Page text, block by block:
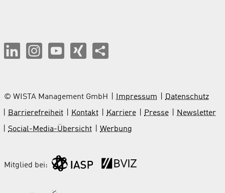
© WISTA Management GmbH Impressum
Datenschutz
Barrierefreiheit
Kontakt Karriere Presse
Newsletter
Social-Media-Übersicht
Werbung
Mitglied bei: